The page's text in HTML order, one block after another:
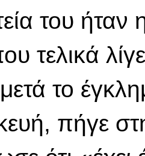
του ήταν
τελικά
το
πήγε